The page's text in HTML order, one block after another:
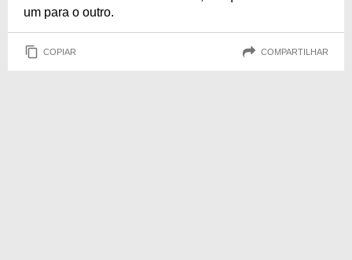
um para o outro.
COPIAR COMPARTILHAR